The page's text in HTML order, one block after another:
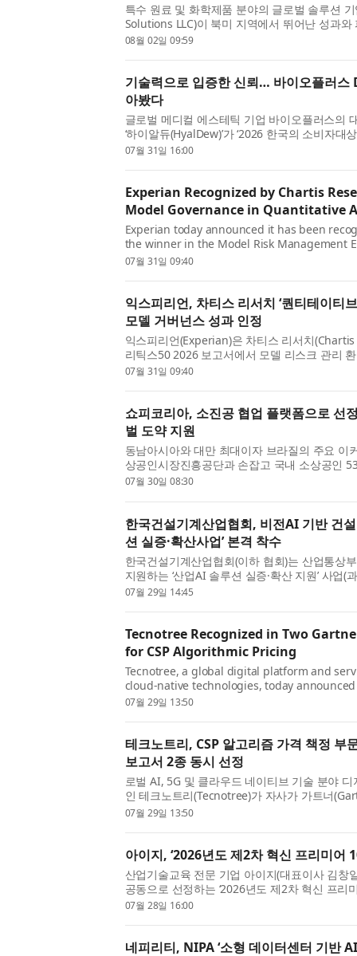
특수 원료 및 화학제품 분야의 글로벌 솔루션
Solutions LLC)이 북미 지역에서 뛰어난 성과
할 수 있는 운송 서비스를 제공한 운송 파트너
08월 02일 09:59
기술력으로 입증한 신뢰… 바이오플러스
아봤다
글로벌 메디컬 에스테틱 기업 바이오플러스의
‘하이알듀(HyalDew)’가 ‘2026 한국의 소비자대
를 안았다. 소비자들이 직접 선택한 이번 수상
07월 31일 16:00
Experian Recognized by Chartis
Model Governance in Quantitative
Experian today announced it has been
the winner in the Model Risk Management
Quantitative Analytics50 2026 report. The
07월 31일 09:40
익스피리언, 차티스 리서치 ‘퀀티테이티
모델 거버넌스 성과 인정
익스피리언(Experian)은 차티스 리서치
리틱스50 2026 보고서에서 모델 리스크 관리
고 발표했다. 이번 선정은 익스피리언이 이 권
07월 31일 09:40
쇼피코리아, 소진공 협업 플랫폼으로 선
벌 도약 지원
동남아시아와 대만 최대이자 브라질의 주요 이
상공인시장진흥공단과 손잡고 국내 소상공인
기회 확대를 지원한다. 쇼피코리아가 협업 플랫
07월 30일 08:30
한국건설기계산업협회, 비전AI 기반 건
션 실증·확산사업’ 본격 착수
한국건설기계산업협회(이하 협회)는 산업통상
지원하는 ‘산업AI 솔루션 실증·확산 지원’ 사업
혁신을 위한 산업AI 솔루션 실증·확산 사업)의
07월 29일 14:45
Tecnotree Recognized in Two
for CSP Algorithmic Pricing
Tecnotree, a global digital platform and
cloud-native technologies, today
the CSP Algorithmic Pricing use case in the
07월 29일 13:50
테크노트리, CSP 알고리즘 가격 책정
보고서 2종 동시 선정
로벌 AI, 5G 및 클라우드 네이티브 기술 분야
인 테크노트리(Tecnotree)가 자사가 가트너
하이프 사이클(Hype Cycle for Emerging
07월 29일 13:50
아이지, ‘2026년도 제2차 혁신 프리미어
산업기술교육 전문 기업 아이지(대표이사 김창
공동으로 선정하는 ‘2026년도 제2차 혁신 프리
혔다. 이번 선정으로 아이지는 2027년 말까지
07월 28일 16:00
네피리티, NIPA ‘소형 데이터센터 기반